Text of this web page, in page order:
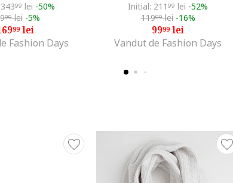
99 lei -50%
99lei -5%
99lei
Fashion Days
Initial: 211 99 lei -52%
11999lei -16%
9999lei
Vandut de Fashion Days